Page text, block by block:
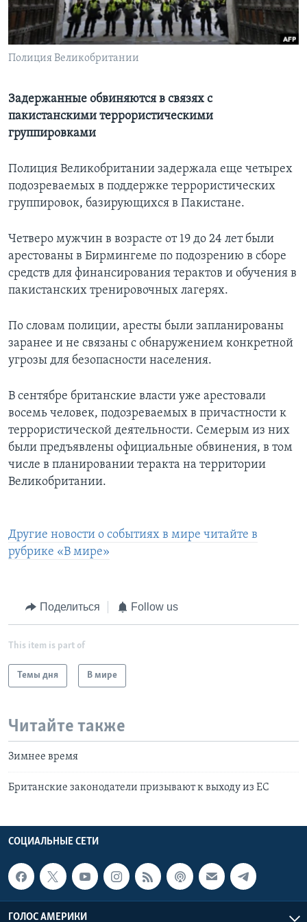
Learning English
СОЦИАЛЬНЫЕ СЕТИ
Полиция Великобритании
Задержанные обвиняются в связях с
пакистанскими террористическими
группировками
Полиция Великобритании задержала еще четырех
подозреваемых в поддержке террористических
группировок, базирующихся в Пакистане.
Четверо мужчин в возрасте от 19 до 24 лет были
арестованы в Бирмингеме по подозрению в сборе
средств для финансирования терактов и обучения в
пакистанских тренировочных лагерях.
По словам полиции, аресты были запланированы
заранее и не связаны с обнаружением конкретной
угрозы для безопасности населения.
В сентябре британские власти уже арестовали
восемь человек, подозреваемых в причастности к
террористической деятельности. Семерым из них
были предъявлены официальные обвинения, в том
числе в планировании теракта на территории
Великобритании.
Другие новости о событиях в мире читайте в
рубрике «В мире»
Поделиться Follow us
This item is part of
Темы дня В мире
Читайте также
Зимнее время
Британские законодатели призывают к выходу из ЕС
СОЦИАЛЬНЫЕ СЕТИ
ГОЛОС АМЕРИКИ